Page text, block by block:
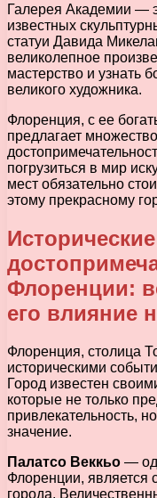
Галерея Академии —
известных
статуи Давида
великолепное
мастерство и узнать
великого художника.
Флоренция, с ее
предлагает
погрузиться в мир
мест обязательно
этому прекрасному
Исторические
Флоренции:
его влияние
Флоренция, столица
историческими
Город известен
которые не только
привлекательность,
значение.
Палатсо Веккьо —
Флоренции, является
города.